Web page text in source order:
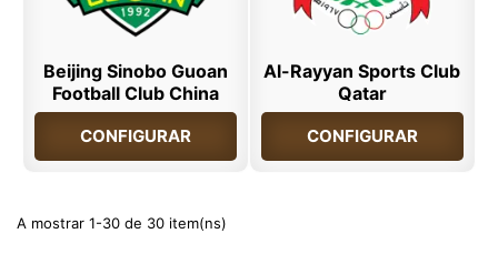
Beijing Sinobo Guoan
Football Club China
CONFIGURAR
Al-Rayyan Sports Club
Qatar
CONFIGURAR
A mostrar 1-30 de 30 item(ns)